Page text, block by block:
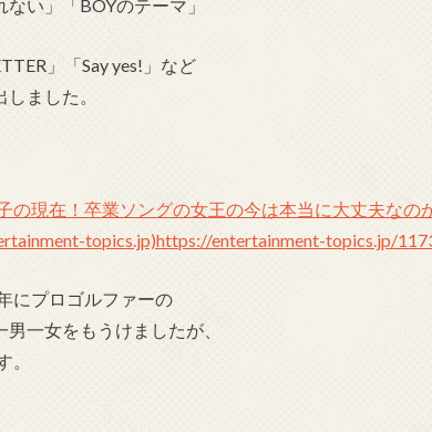
ない」「BOYのテーマ」
」「Say yes!」など
ました。
の現在！卒業ソングの女王の今は本当に大丈夫なの
topics.jp)https://entertainment-topics.jp/
にプロゴルファーの
一女をもうけましたが、
。